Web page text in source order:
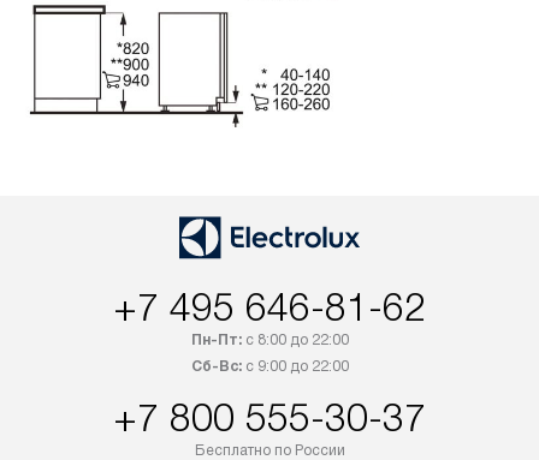
+7 495 646-81-62
Пн-Пт:с 8:00 до 22:00
Сб-Вс:с 9:00 до 22:00
+7 800 555-30-37
Бесплатно по России